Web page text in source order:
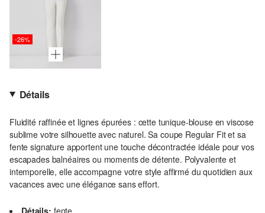
-26%
Détails
Fluidité raffinée et lignes épurées : cette tunique-blouse en viscose
sublime votre silhouette avec naturel. Sa coupe Regular Fit et sa
fente signature apportent une touche décontractée idéale pour vos
escapades balnéaires ou moments de détente. Polyvalente et
intemporelle, elle accompagne votre style affirmé du quotidien aux
vacances avec une élégance sans effort.
Détails: fente